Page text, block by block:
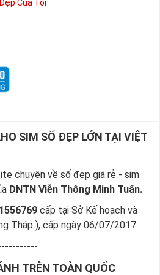
Của Tôi
SIM SỐ ĐẸP LỚN TẠI VIỆT
chuyên về số đẹp giá rẻ - sim
DNTN Viễn Thông Minh Tuấn.
cấp tại Sở Kế hoạch và
Tháp ), cấp ngày 06/07/2017
TRÊN TOÀN QUỐC